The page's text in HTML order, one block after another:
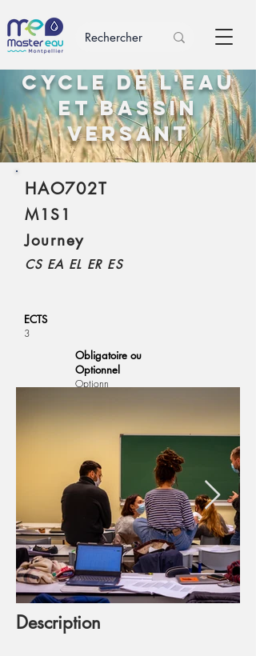
Cycle de l'eau
et bassin
versant
HAO702T
M1S1
Journey
CS EA EL ER ES
ECTS
3
Obligatoire ou
Optionnel
Optionn
Feedback
Description